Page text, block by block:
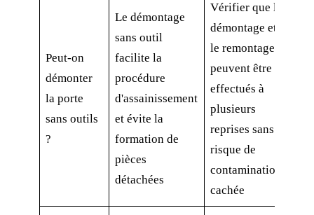
Peut-on
démonter
la porte
sans outils
?
Le démontage
sans outil
facilite la
procédure
d'assainissement
et évite la
formation de
pièces
détachées
Vérifier que le
démontage et
le remontage
peuvent être
effectués à
plusieurs
reprises sans
risque de
contamination
cachée